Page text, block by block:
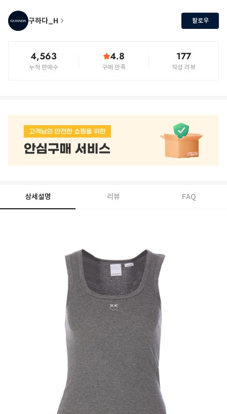
구하다_H 팔로우
4,563
누적 판매수
4.8
구매 만족
177
작성 리뷰
상세설명 리뷰 FAQ